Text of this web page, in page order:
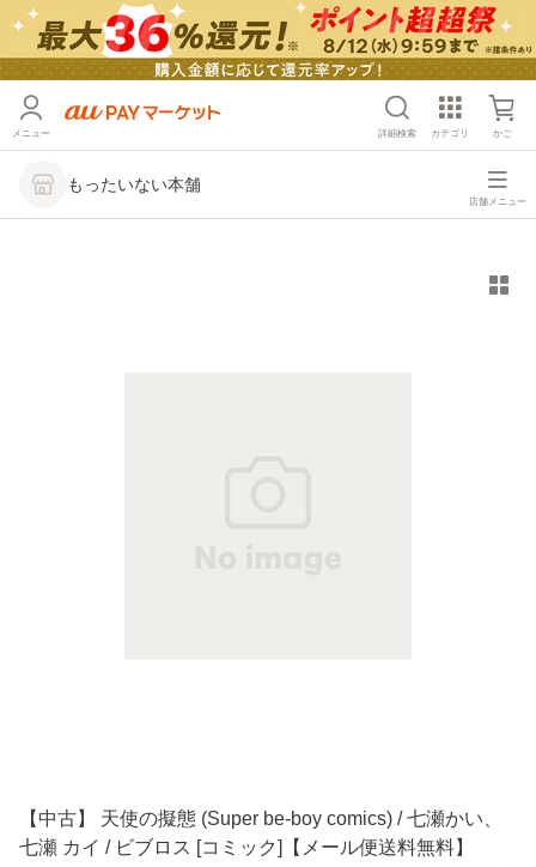
メニュー 詳細検索 カテゴリ かご
もったいない本舗
店舗メニュー
【中古】 天使の擬態 (Super be-boy comics) / 七瀬かい、
七瀬 カイ / ビブロス [コミック]【メール便送料無料】